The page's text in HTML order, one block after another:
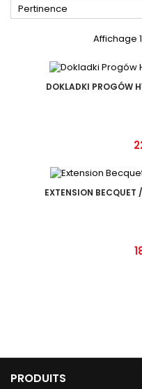
Pertinence
Affichage
DOKLADKI PROGÓW
EXTENSION BECQUET
PRODUITS